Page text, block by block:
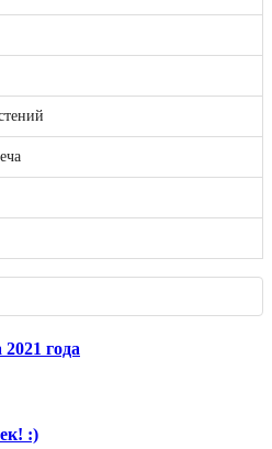
B.V.
семена)
семена)
года
:)